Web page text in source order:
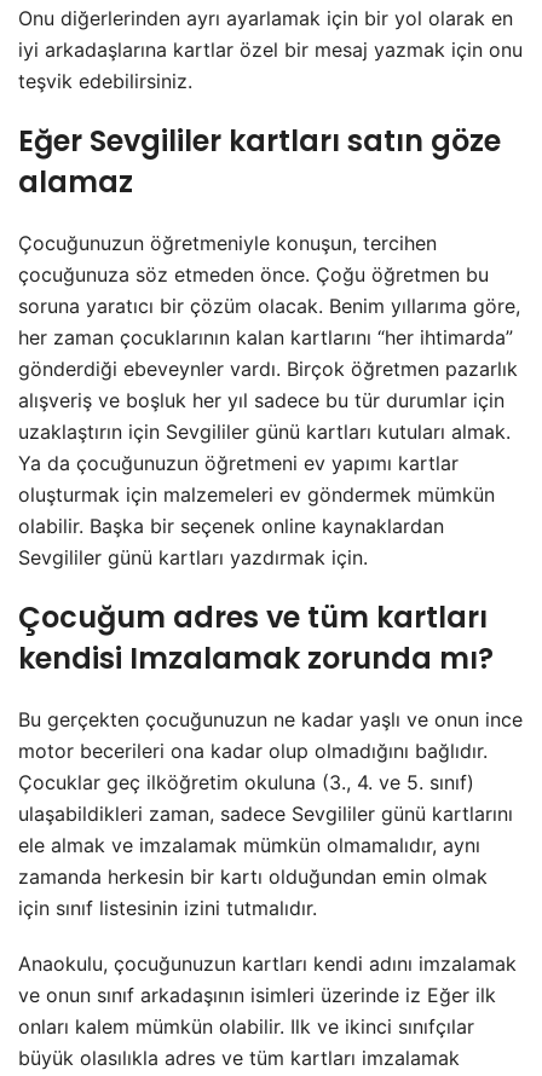
Onu diğerlerinden ayrı ayarlamak için bir yol olarak en
iyi arkadaşlarına kartlar özel bir mesaj yazmak için onu
teşvik edebilirsiniz.
Eğer Sevgililer kartları satın göze
alamaz
Çocuğunuzun öğretmeniyle konuşun, tercihen
çocuğunuza söz etmeden önce. Çoğu öğretmen bu
soruna yaratıcı bir çözüm olacak. Benim yıllarıma göre,
her zaman çocuklarının kalan kartlarını “her ihtimarda”
gönderdiği ebeveynler vardı. Birçok öğretmen pazarlık
alışveriş ve boşluk her yıl sadece bu tür durumlar için
uzaklaştırın için Sevgililer günü kartları kutuları almak.
Ya da çocuğunuzun öğretmeni ev yapımı kartlar
oluşturmak için malzemeleri ev göndermek mümkün
olabilir. Başka bir seçenek online kaynaklardan
Sevgililer günü kartları yazdırmak için.
Çocuğum adres ve tüm kartları
kendisi Imzalamak zorunda mı?
Bu gerçekten çocuğunuzun ne kadar yaşlı ve onun ince
motor becerileri ona kadar olup olmadığını bağlıdır.
Çocuklar geç ilköğretim okuluna (3., 4. ve 5. sınıf)
ulaşabildikleri zaman, sadece Sevgililer günü kartlarını
ele almak ve imzalamak mümkün olmamalıdır, aynı
zamanda herkesin bir kartı olduğundan emin olmak
için sınıf listesinin izini tutmalıdır.
Anaokulu, çocuğunuzun kartları kendi adını imzalamak
ve onun sınıf arkadaşının isimleri üzerinde iz Eğer ilk
onları kalem mümkün olabilir. Ilk ve ikinci sınıfçılar
büyük olasılıkla adres ve tüm kartları imzalamak